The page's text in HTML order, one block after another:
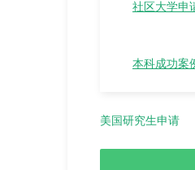
社区大学申
本科成功案
美国研究生申请